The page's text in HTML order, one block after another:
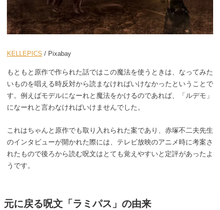
KELLEPICS / Pixabay
もともと原作で作られた話ではこの魔法を使うときは、なってみた
いものを唱える時反対から読まなければいけなかったということで
す。例えばモデルになーれと魔法をかけるのであれば、「ルデモ」
になーれと言わなければいけませんでした。
これはちゃんと原作でも取り入れられた案であり、赤塚不二夫先生
のインタビューが開かれた際には、テレビ放映のアニメ時に考案さ
れたもので後ろから読む呪文はとても覚えやすいと定評があったよ
うです。
元に戻る呪文「ラミパス」の由来